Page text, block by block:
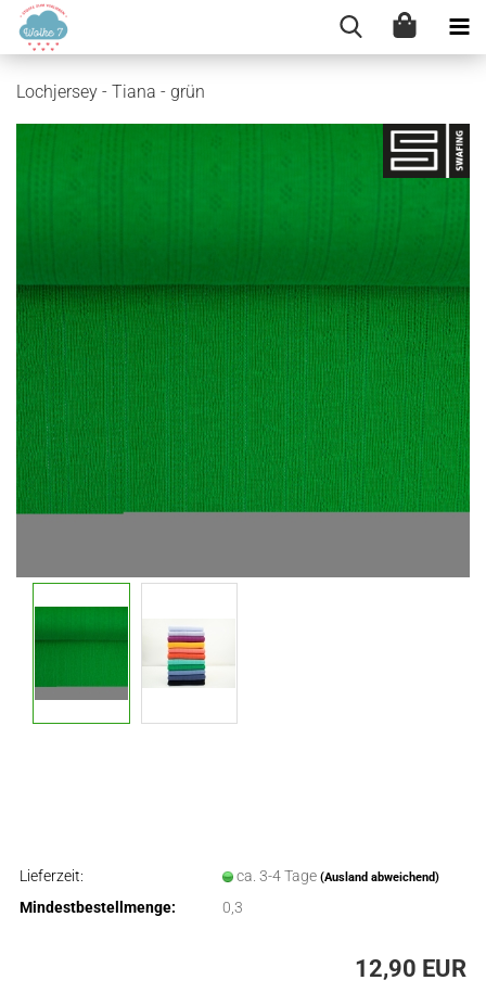
Lochjersey - Tiana - grün
Lieferzeit: ca. 3-4 Tage (Ausland abweichend)
Mindestbestellmenge: 0,3
12,90 EUR